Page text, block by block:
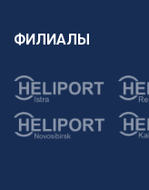
ФИЛИАЛЫ